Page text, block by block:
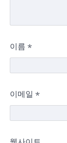
이름 *
이메일 *